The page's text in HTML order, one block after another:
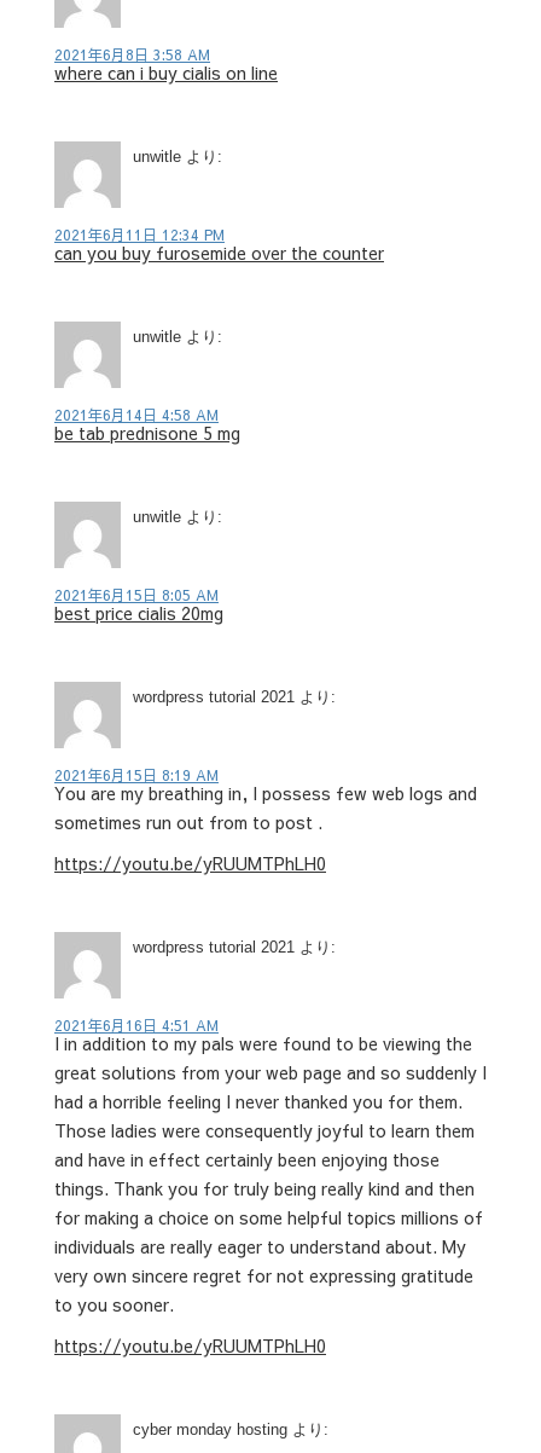
2021年6月8日 3:58 AM
where can i buy cialis on line
unwitle より:
2021年6月11日 12:34 PM
can you buy furosemide over the counter
unwitle より:
2021年6月14日 4:58 AM
be tab prednisone 5 mg
unwitle より:
2021年6月15日 8:05 AM
best price cialis 20mg
wordpress tutorial 2021 より:
2021年6月15日 8:19 AM
You are my breathing in, I possess few web logs and
sometimes run out from to post .
https://youtu.be/yRUUMTPhLH0
wordpress tutorial 2021 より:
2021年6月16日 4:51 AM
I in addition to my pals were found to be viewing the
great solutions from your web page and so suddenly I
had a horrible feeling I never thanked you for them.
Those ladies were consequently joyful to learn them
and have in effect certainly been enjoying those
things. Thank you for truly being really kind and then
for making a choice on some helpful topics millions of
individuals are really eager to understand about. My
very own sincere regret for not expressing gratitude
to you sooner.
https://youtu.be/yRUUMTPhLH0
cyber monday hosting より: